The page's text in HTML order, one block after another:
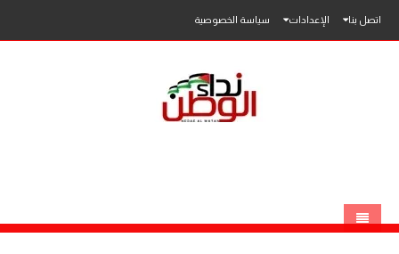
اتصل بنا الإعدادات سياسة الخصوصية